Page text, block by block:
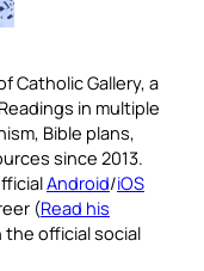
Catholic Gallery, a
in multiple
Bible plans,
since 2013.
Android/iOS
(Read his
official social